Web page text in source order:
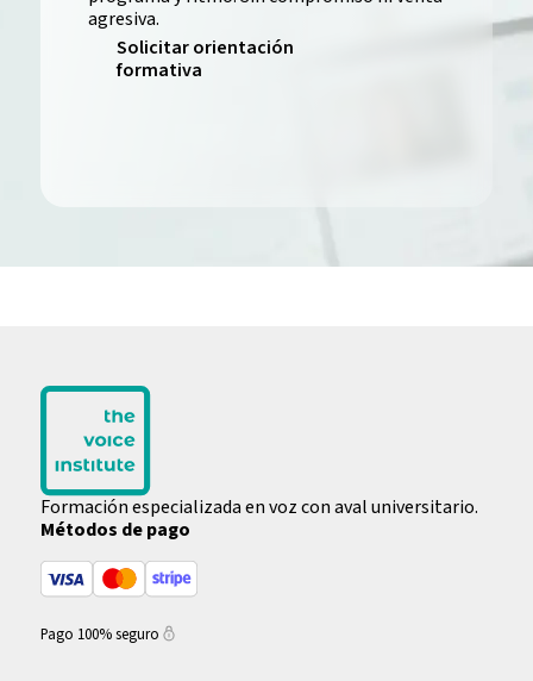
agresiva.
Solicitar orientación
formativa
Formación especializada en voz con aval universitario.
Métodos de pago
Pago 100% seguro